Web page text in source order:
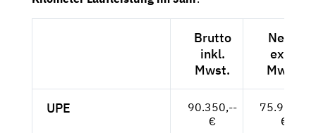
Brutto
inkl.
Mwst.
Netto
exkl.
Mwst.
UPE
90.350,--
€
75.924,--
€